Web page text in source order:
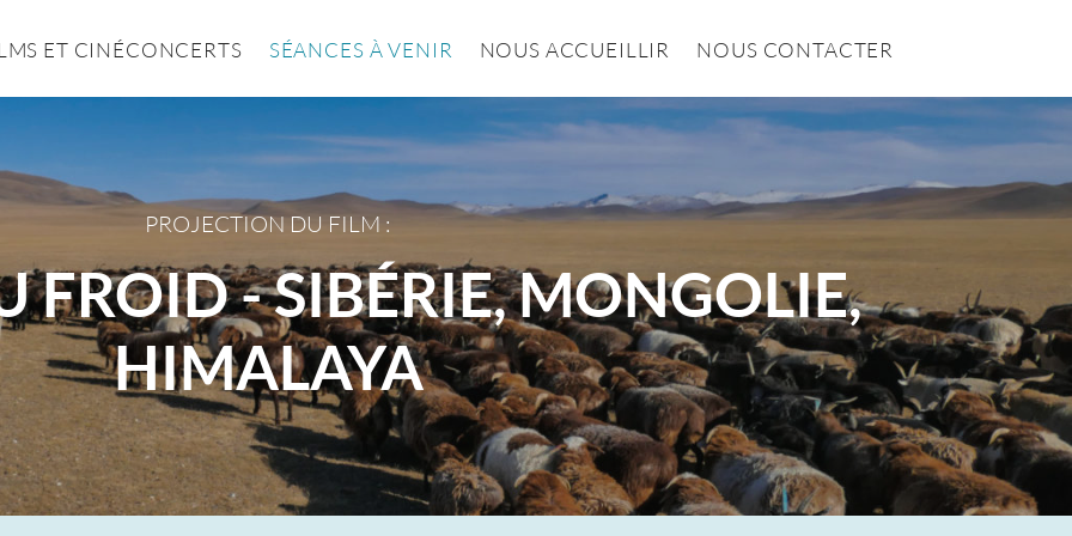
ET CINÉCONCERTS SÉANCES À VENIR NOUS ACCUEILLIR NOUS CONTACTER
PROJECTION DU FILM :
FROID - SIBÉRIE, MONGOLIE,
HIMALAYA